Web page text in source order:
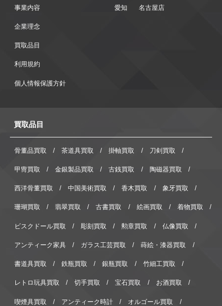
事業内容
企業理念
買取品目
利用規約
個人情報保護方針
愛知 名古屋店
買取品目
骨董品買取 茶道具買取 掛軸買取 刀剣買取
甲冑買取 金銀製品買取 古銭買取 陶磁器買取
西洋骨董買取 中国美術買取 香木買取 象牙買取
珊瑚買取 翡翠買取 古書買取 絵画買取 着物買取
ビスクドール買取 彫刻買取 勲章買取 仏像買取
アンティーク家具 ガラス工芸買取 蒔絵・漆器買取
書道具買取 鉄瓶買取 銀瓶買取 竹細工買取
レトロ玩具買取 切手買取 宝石買取 お酒買取
喫煙具買取 アンティーク時計 オルゴール買取